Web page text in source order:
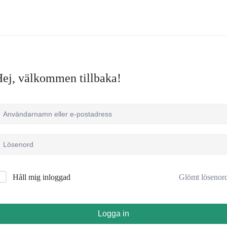
välkommen tillbaka!
Håll mig inloggad Glömt
Logga in